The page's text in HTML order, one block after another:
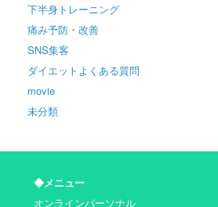
下半身トレーニング
痛み予防・改善
SNS集客
ダイエットよくある質問
movie
未分類
◆メニュー
オンラインパーソナル